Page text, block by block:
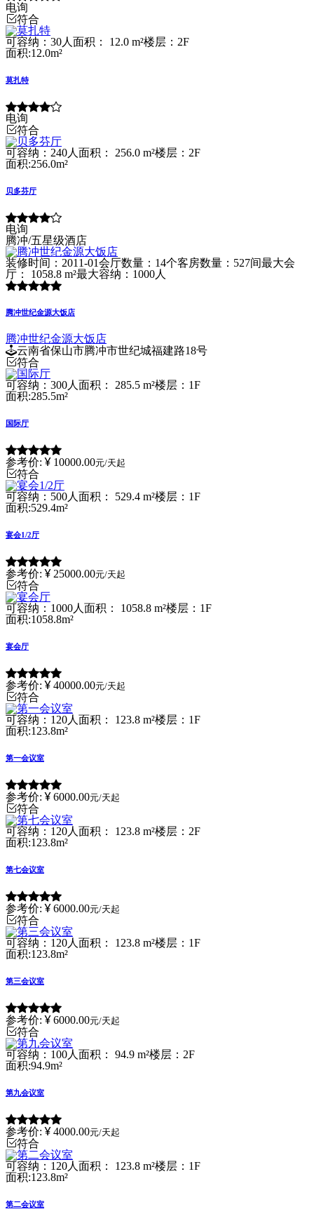
电询
符合
可容纳：30人 面积： 12.0 m²楼层：2F
面积:12.0m²
莫扎特
电询
符合
可容纳：240人 面积： 256.0 m²楼层：2F
面积:256.0m²
贝多芬厅
电询
腾冲/五星级酒店
装修时间：2011-01会厅数量：14个客房数量：527间最大会
厅： 1058.8 m²最大容纳：1000人
腾冲世纪金源大饭店
腾冲世纪金源大饭店
云南省保山市腾冲市世纪城福建路18号
符合
可容纳：300人面积： 285.5 m²楼层：1F
面积:285.5m²
国际厅
参考价: 10000.00元/天起
符合
可容纳：500人 面积： 529.4 m²楼层：1F
面积:529.4m²
宴会1/2厅
参考价: 25000.00元/天起
符合
可容纳：1000人 面积： 1058.8 m²楼层：1F
面积:1058.8m²
宴会厅
参考价: 40000.00元/天起
符合
可容纳：120人 面积： 123.8 m²楼层：1F
面积:123.8m²
第一会议室
参考价: 6000.00元/天起
符合
可容纳：120人 面积： 123.8 m²楼层：2F
面积:123.8m²
第七会议室
参考价: 6000.00元/天起
符合
可容纳：120人 面积： 123.8 m²楼层：1F
面积:123.8m²
第三会议室
参考价: 6000.00元/天起
符合
可容纳：100人 面积： 94.9 m²楼层：2F
面积:94.9m²
第九会议室
参考价: 4000.00元/天起
符合
可容纳：120人 面积： 123.8 m²楼层：1F
面积:123.8m²
第二会议室